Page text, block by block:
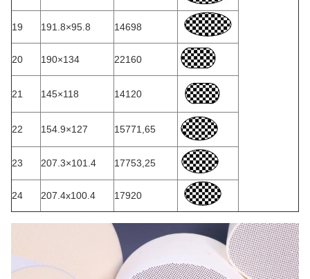
19 191.8×95.8 14698
20 190×134 22160
21 145×118 14120
22 154.9×127 15771,65
23 207.3×101.4 17753,25
24 207.4x100.4 17920